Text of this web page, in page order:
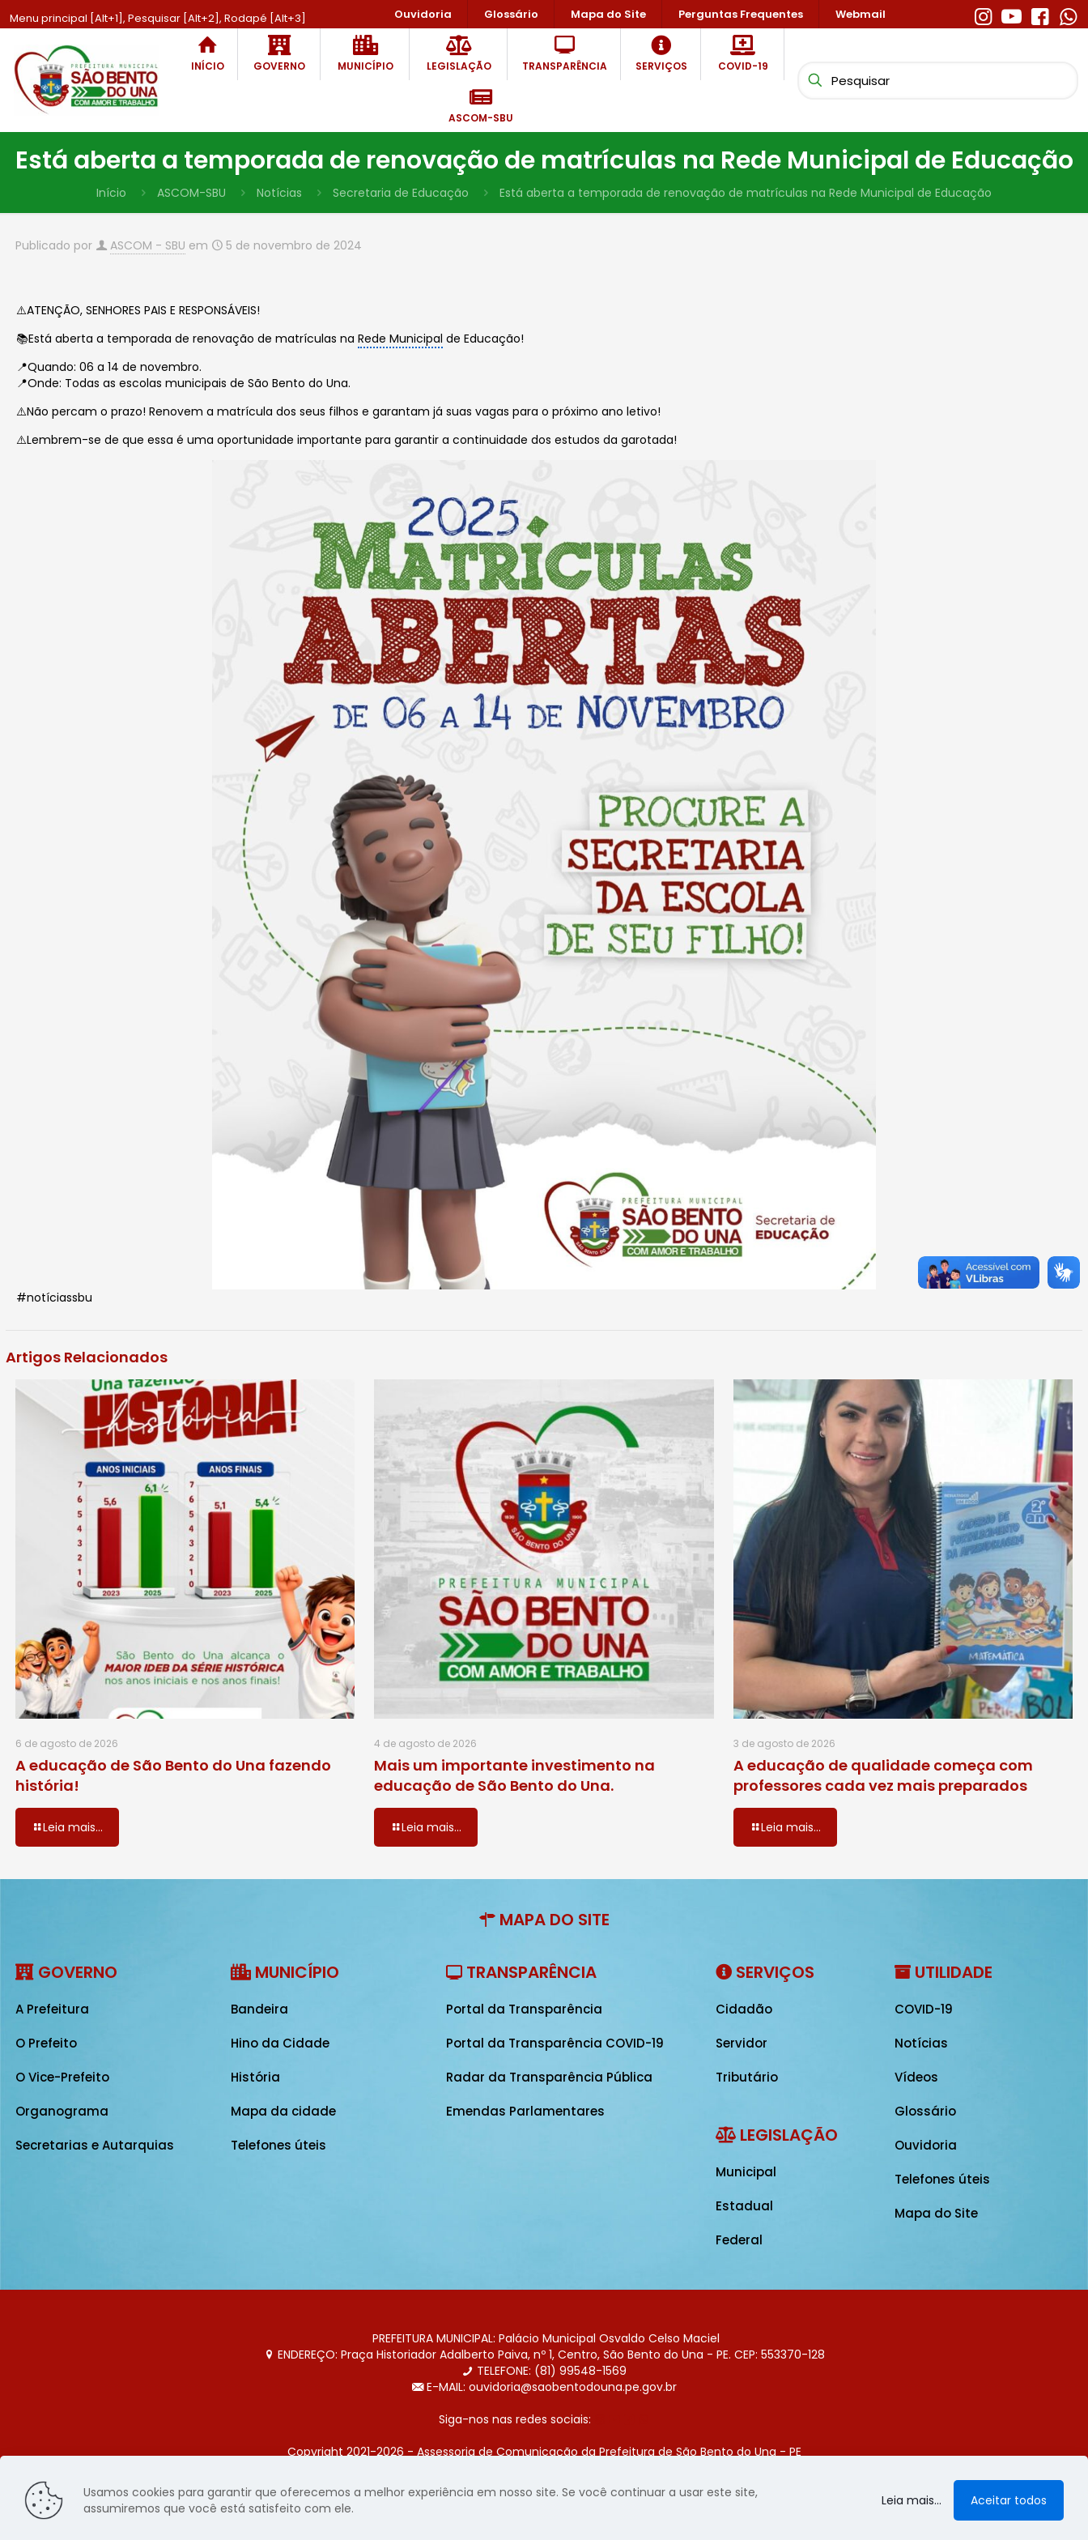
Menu principal [Alt+1], Pesquisar [Alt+2], Rodapé [Alt+3] Ouvidoria Glossário Mapa do Site Perguntas Frequentes Webmail
INÍCIO GOVERNO MUNICÍPIO LEGISLAÇÃO TRANSPARÊNCIA SERVIÇOS COVID-19
ASCOM-SBU
Está aberta a temporada de renovação de matrículas na Rede Municipal de Educação
Início ASCOM-SBU Notícias Secretaria de Educação Está aberta a temporada de renovação de matrículas na Rede Municipal de Educação
Publicado por ASCOM - SBU em 5 de novembro de 2024
⚠️ATENÇÃO, SENHORES PAIS E RESPONSÁVEIS!
📚Está aberta a temporada de renovação de matrículas naRede Municipal de Educação!
📍Quando: 06 a 14 de novembro.
📍Onde: Todas as escolas municipais de São Bento do Una.
⚠️Não percam o prazo! Renovem a matrícula dos seus filhos e garantam já suas vagas para o próximo ano letivo!
⚠️Lembrem-se de que essa é uma oportunidade importante para garantir a continuidade dos estudos da garotada!
#notíciassbu
Artigos Relacionados
6 de agosto de 2026
A educação de São Bento do Una fazendo
história!
Leia mais...
4 de agosto de 2026
Mais um importante investimento na
educação de São Bento do Una.
Leia mais...
3 de agosto de 2026
A educação de qualidade começa com
professores cada vez mais preparados
Leia mais...
MAPA DO SITE
GOVERNO
A Prefeitura
O Prefeito
O Vice-Prefeito
Organograma
Secretarias e Autarquias
MUNICÍPIO
Bandeira
Hino da Cidade
História
Mapa da cidade
Telefones úteis
TRANSPARÊNCIA
Portal da Transparência
Portal da Transparência COVID-19
Radar da Transparência Pública
Emendas Parlamentares
SERVIÇOS
Cidadão
Servidor
Tributário
LEGISLAÇÃO
Municipal
Estadual
Federal
UTILIDADE
COVID-19
Notícias
Vídeos
Glossário
Ouvidoria
Telefones úteis
Mapa do Site
PREFEITURA MUNICIPAL: Palácio Municipal Osvaldo Celso Maciel
ENDEREÇO: Praça Historiador Adalberto Paiva, nº 1, Centro, São Bento do Una - PE. CEP: 553370-128
TELEFONE: (81) 99548-1569
E-MAIL: ouvidoria@saobentodouna.pe.gov.br
Siga-nos nas redes sociais:
Copyright 2021-2026 - Assessoria de Comunicação da Prefeitura de São Bento do Una - PE
Página desenvolvida pela agência de publicidade LumusWeb - Agência Digital
Usamos cookies para garantir que oferecemos a melhor experiência em nosso site. Se você continuar a usar este site,
assumiremos que você está satisfeito com ele.
Leia mais... Aceitar todos